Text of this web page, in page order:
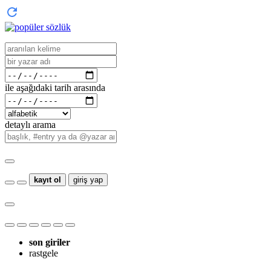
ile aşağıdaki tarih arasında
detaylı arama
kayıt ol giriş yap
son giriler
rastgele